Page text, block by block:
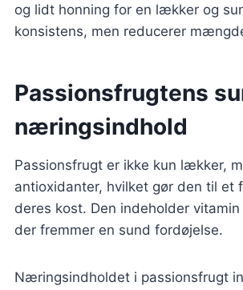
og lidt honning for en lækker og
konsistens, men reducerer
Passionsfrugtens
næringsindhold
Passionsfrugt er ikke kun lækker,
antioxidanter, hvilket gør den til et
deres kost. Den indeholder
der fremmer en sund fordøjelse.
Næringsindholdet i passionsfrugt